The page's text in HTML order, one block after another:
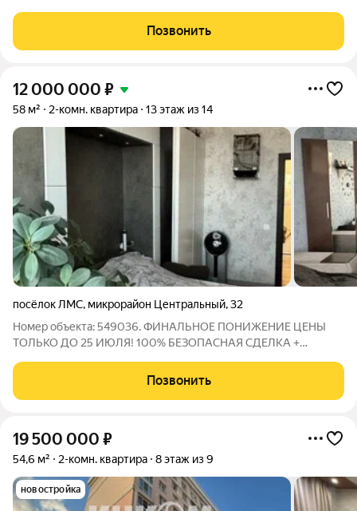
атмосферу комфорта и уюта. Установлены пластиковые окна
Позвонить
12 000 000 ₽
58 м² 2-комн. квартира 13 этаж из 14
посёлок ЛМС, микрорайон Центральный,32
Номер объекта: 549036. ФИНАЛЬНОЕ ПОНИЖЕНИЕ ЦЕНЫ
ТОЛЬКО ДО 25 ИЮЛЯ! 100% БЕЗОПАСНАЯ СДЕЛКА +
ПОДАРОК! Ваша идеальная квартира в «зелёном сердце»
района с ремонтом, документами и поддержкой на каждом
Позвонить
19 500 000 ₽
54,6 м² 2-комн. квартира 8 этаж из 9
новостройка